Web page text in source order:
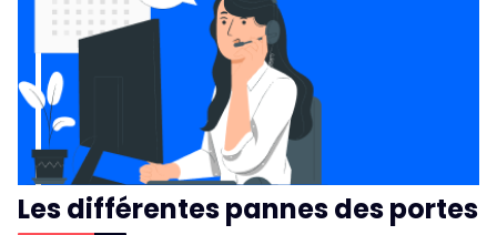
Les différentes pannes des portes